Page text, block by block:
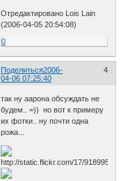
Отредактировано Lois Lain
(2006-04-05 20:54:08)
0
Поделиться 4
2006-
04-06 07:25:40
так ну аарона обсуждать не
будем.. =)) но вот к примеру
их фотки.. ну почти одна
рожа...